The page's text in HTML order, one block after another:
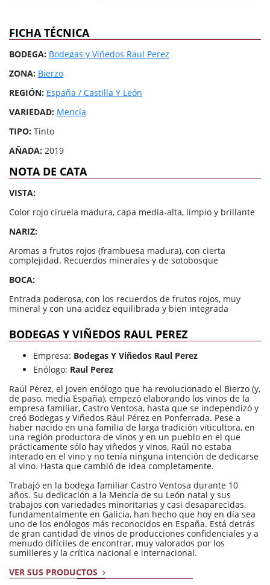
FICHA TÉCNICA
BODEGA: Bodegas y Viñedos Raul Perez
ZONA: Bierzo
REGIÓN: España / Castilla Y León
VARIEDAD: Mencía
TIPO: Tinto
AÑADA: 2019
NOTA DE CATA
VISTA:
Color rojo ciruela madura, capa media-alta, limpio y brillante
NARIZ:
Aromas a frutos rojos (frambuesa madura), con cierta
complejidad. Recuerdos minerales y de sotobosque
BOCA:
Entrada poderosa, con los recuerdos de frutos rojos, muy
mineral y con una acidez equilibrada y bien integrada
BODEGAS Y VIÑEDOS RAUL PEREZ
Empresa: Bodegas Y Viñedos Raul Perez
Enólogo: Raul Perez
Raúl Pérez, el joven enólogo que ha revolucionado el Bierzo (y,
de paso, media España), empezó elaborando los vinos de la
empresa familiar, Castro Ventosa, hasta que se independizó y
creó Bodegas y Viñedos Rául Pérez en Ponferrada. Pese a
haber nacido en una familia de larga tradición viticultora, en
una región productora de vinos y en un pueblo en el que
prácticamente sólo hay viñedos y vinos, Raúl no estaba
interado en el vino y no tenía ninguna intención de dedicarse
al vino. Hasta que cambió de idea completamente.
Trabajó en la bodega familiar Castro Ventosa durante 10
años. Su dedicación a la Mencía de su León natal y sus
trabajos con variedades minoritarias y casi desaparecidas,
fundamentalmente en Galicia, han hecho que hoy en día sea
uno de los enólogos más reconocidos en España. Está detrás
de gran cantidad de vinos de producciones confidenciales y a
menudo difíciles de encontrar, muy valorados por los
sumilleres y la crítica nacional e internacional.
VER SUS PRODUCTOS